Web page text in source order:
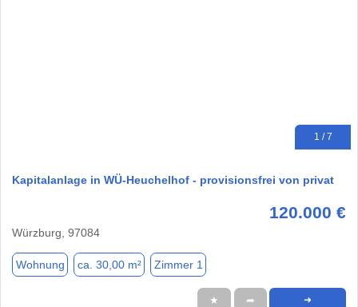
1 / 7
Kapitalanlage in WÜ-Heuchelhof - provisionsfrei von privat
120.000 €
Würzburg, 97084
Wohnung ca. 30,00 m² Zimmer 1
★ ➦ ➜